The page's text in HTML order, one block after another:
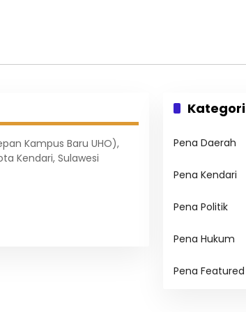
Kampus Baru UHO),
Kendari, Sulawesi
Kategori
Pena Daerah
Pena Kendari
Pena Politik
Pena Hukum
Pena Featured